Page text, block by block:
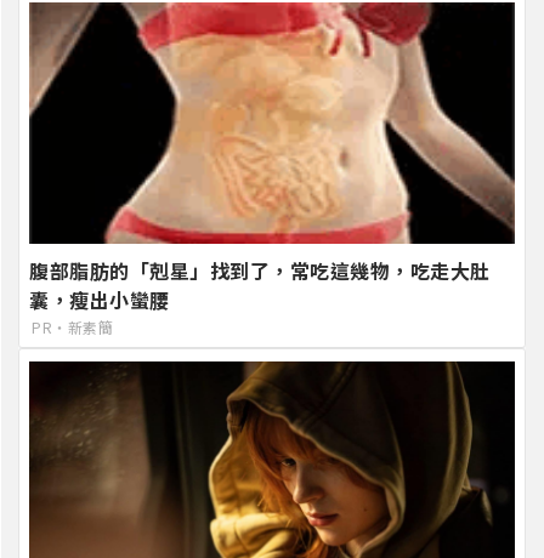
腹部脂肪的「剋星」找到了，常吃這幾物，吃走大肚
囊，瘦出小蠻腰
PR・新素簡